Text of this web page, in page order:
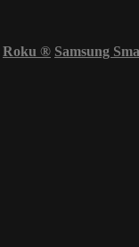
Roku ® Samsung